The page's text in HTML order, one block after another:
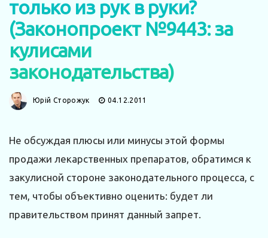
только из рук в руки?
(Законопроект №9443: за
кулисами
законодательства)
Юрій Сторожук 04.12.2011
Не обсуждая плюсы или минусы этой формы
продажи лекарственных препаратов, обратимся к
закулисной стороне законодательного процесса, с
тем, чтобы объективно оценить: будет ли
правительством принят данный запрет.